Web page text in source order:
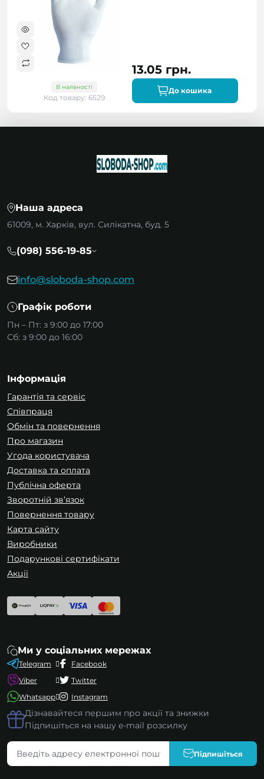
В наявності
Код товару: 6529
13.05 грн.
До кошика
Наша адреса
61009, м. Харків, вул. Силікатна, буд. 5
(098) 556-19-85
info@sloboda-shop.com
Графік роботи
Пн – Пт: з 9:00 до 17:00
Сб: з 9:00 до 16:00
Інформація
Гарантія та сервіс
Співпраця
Обмін та повернення
Про магазин
Угода користувача
Доставка та оплата
Публічна оферта
Зворотній зв’язок
Повернення товару
Карта сайту
Виробники
Подарункові сертифікати
Акції
Ми у соціальних мережах
Telegram
Viber
Whatsapp
Facebook
Twitter
Instagram
Дізнавайтеся першим про акції та знижки
Підпишіться на нашу e-mail розсилку
Підпишіться